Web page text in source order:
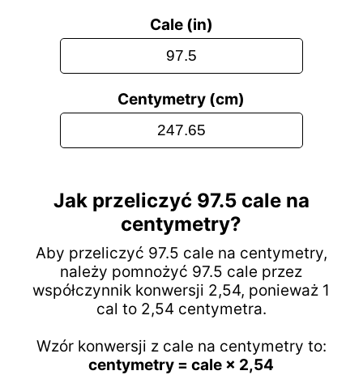
Cale (in)
Centymetry (cm)
Jak przeliczyć 97.5 cale na
centymetry?
Aby przeliczyć 97.5 cale na centymetry,
należy pomnożyć 97.5 cale przez
współczynnik konwersji 2,54, ponieważ 1
cal to 2,54 centymetra.
Wzór konwersji z cale na centymetry to:
centymetry = cale × 2,54